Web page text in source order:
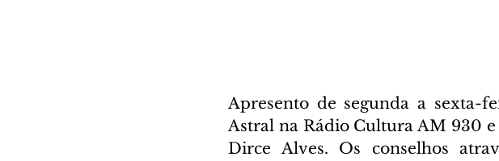
Apresento de segunda a sexta-
Astral na Rádio Cultura AM 930
Dirce Alves. Os conselhos